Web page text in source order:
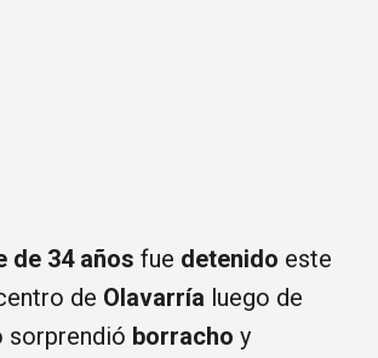
de 34 años fue detenido este
de Olavarría luego de
sorprendió borracho y